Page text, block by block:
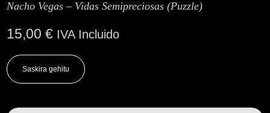
Nacho Vegas – Vidas Semipreciosas (Puzzle)
15,00€ IVA Incluido
Saskira gehitu